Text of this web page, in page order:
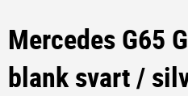
Mercedes G65
blank svart /